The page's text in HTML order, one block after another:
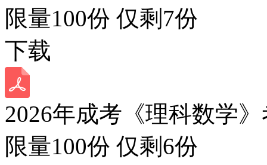
限量100份 仅剩 7份
下载
2026年成考《理科数学
限量100份 仅剩 6份